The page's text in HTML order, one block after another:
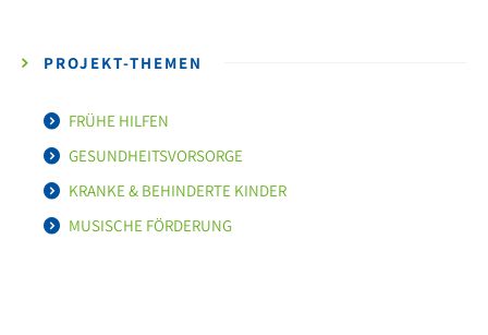
PROJEKT-THEMEN
FRÜHE HILFEN
GESUNDHEITSVORSORGE
KRANKE & BEHINDERTE KINDER
MUSISCHE FÖRDERUNG